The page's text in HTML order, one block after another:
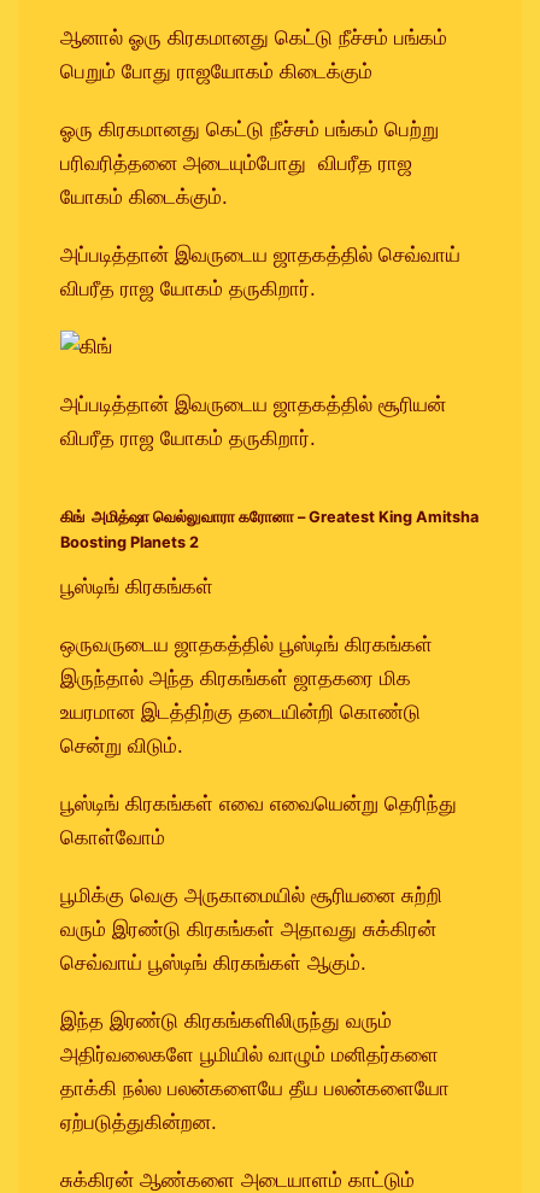
ஆனால் ஓரு கிரகமானது கெட்டு நீச்சம் பங்கம்
பெறும் போது ராஜயோகம் கிடைக்கும்
ஓரு கிரகமானது கெட்டு நீச்சம் பங்கம் பெற்று
பரிவரித்தனை அடையும்போது விபரீத ராஜ
யோகம் கிடைக்கும்.
அப்படித்தான் இவருடைய ஜாதகத்தில் செவ்வாய்
விபரீத ராஜ யோகம் தருகிறார்.
அப்படித்தான் இவருடைய ஜாதகத்தில் சூரியன்
விபரீத ராஜ யோகம் தருகிறார்.
கிங் அமித்ஷா வெல்லுவாரா கரோனா – Greatest King Amitsha
Boosting Planets 2
பூஸ்டிங் கிரகங்கள்
ஒருவருடைய ஜாதகத்தில் பூஸ்டிங் கிரகங்கள்
இருந்தால் அந்த கிரகங்கள் ஜாதகரை மிக
உயரமான இடத்திற்கு தடையின்றி கொண்டு
சென்று விடும்.
பூஸ்டிங் கிரகங்கள் எவை எவையென்று தெரிந்து
கொள்வோம்
பூமிக்கு வெகு அருகாமையில் சூரியனை சுற்றி
வரும் இரண்டு கிரகங்கள் அதாவது சுக்கிரன்
செவ்வாய் பூஸ்டிங் கிரகங்கள் ஆகும்.
இந்த இரண்டு கிரகங்களிலிருந்து வரும்
அதிர்வலைகளே பூமியில் வாழும் மனிதர்களை
தாக்கி நல்ல பலன்களையே தீய பலன்களையோ
ஏற்படுத்துகின்றன.
சுக்கிரன் ஆண்களை அடையாளம் காட்டும்